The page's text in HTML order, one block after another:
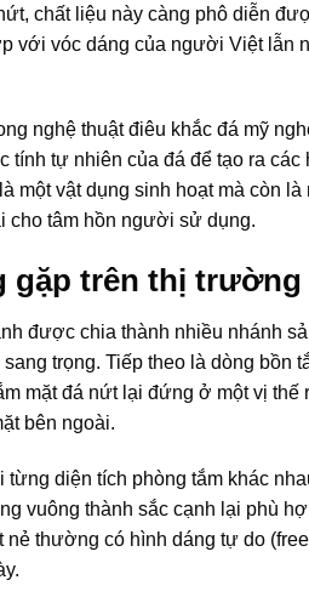
chất liệu này càng phô diễn
với vóc dáng của người Việt lẫn
nghệ thuật điêu khắc đá mỹ
tự nhiên của đá để tạo ra các
vật dụng sinh hoạt mà còn là
cho tâm hồn người sử dụng.
gặp trên thị trường
được chia thành nhiều nhánh
trọng. Tiếp theo là dòng bồn
mặt đá nứt lại đứng ở một vị thế
bên ngoài.
diện tích phòng tắm khác
vuông thành sắc cạnh lại phù
thường có hình dáng tự do